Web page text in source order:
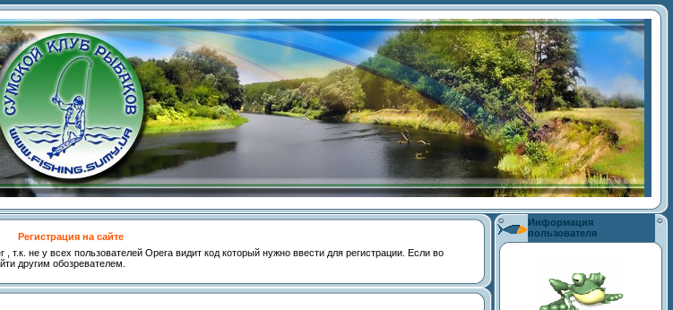
Регистрация на сайте
т.к. не у всех пользователей Opera видит код который нужно ввести для регистрации. Если во
другим обозревателем.
Информация
пользователя